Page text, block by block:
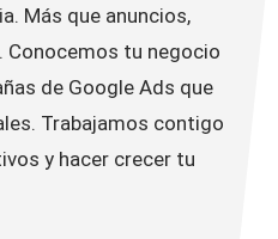
Más que anuncios,
tu negocio
de Google Ads que
Trabajamos contigo
y hacer crecer tu